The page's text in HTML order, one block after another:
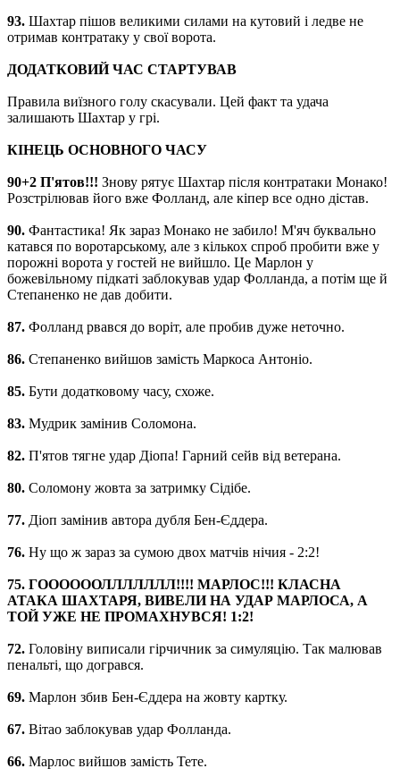
93. Шахтар пішов великими силами на кутовий і ледве не
отримав контратаку у свої ворота.
ДОДАТКОВИЙ ЧАС СТАРТУВАВ
Правила виїзного голу скасували. Цей факт та удача
залишають Шахтар у грі.
КІНЕЦЬ ОСНОВНОГО ЧАСУ
90+2 П'ятов!!! Знову рятує Шахтар після контратаки Монако!
Розстрілював його вже Фолланд, але кіпер все одно дістав.
90. Фантастика! Як зараз Монако не забило! М'яч буквально
катався по воротарському, але з кількох спроб пробити вже у
порожні ворота у гостей не вийшло. Це Марлон у
божевільному підкаті заблокував удар Фолланда, а потім ще й
Степаненко не дав добити.
87. Фолланд рвався до воріт, але пробив дуже неточно.
86. Степаненко вийшов замість Маркоса Антоніо.
85. Бути додатковому часу, схоже.
83. Мудрик замінив Соломона.
82. П'ятов тягне удар Діопа! Гарний сейв від ветерана.
80. Соломону жовта за затримку Сідібе.
77. Діоп замінив автора дубля Бен-Єддера.
76. Ну що ж зараз за сумою двох матчів нічия - 2:2!
75. ГООООООЛЛЛЛЛЛЛ!!!! МАРЛОС!!! КЛАСНА
АТАКА ШАХТАРЯ, ВИВЕЛИ НА УДАР МАРЛОСА, А
ТОЙ УЖЕ НЕ ПРОМАХНУВСЯ! 1:2!
72. Головіну виписали гірчичник за симуляцію. Так малював
пенальті, що догрався.
69. Марлон збив Бен-Єддера на жовту картку.
67. Вітао заблокував удар Фолланда.
66. Марлос вийшов замість Тете.